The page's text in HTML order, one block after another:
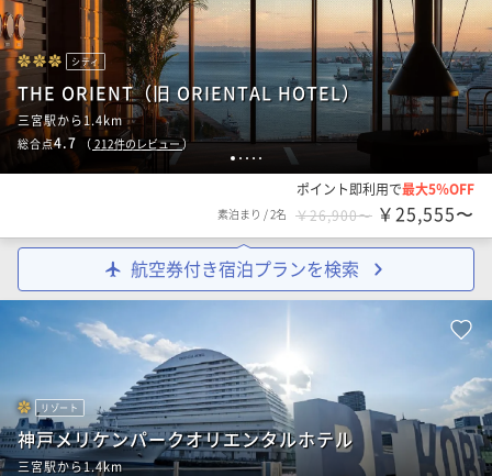
1 2 3 4 5
シティ
THE ORIENT（旧 ORIENTAL HOTEL）
三宮駅から1.4km
総合点4.7 （ 212件のレビュー）
ポイント即利用で最大5％OFF
素泊まり /2名 ￥26,900〜 ￥25,555〜
航空券付き宿泊プランを検索
リゾート
神戸メリケンパークオリエンタルホテル
三宮駅から1.4km